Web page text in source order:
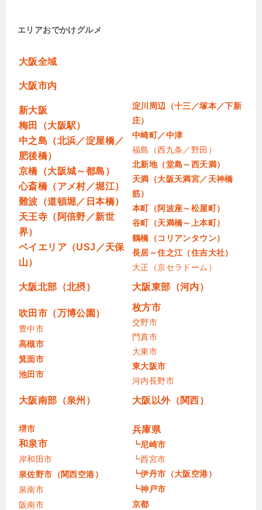
エリアおでかけグルメ
大阪全域
大阪市内
新大阪
梅田（大阪駅）
中之島（北浜／淀屋橋／
肥後橋）
京橋（大阪城～都島）
心斎橋（アメ村／堀江）
難波（道頓堀／日本橋）
天王寺（阿倍野／新世
界）
ベイエリア（USJ／天保
山）
淀川周辺（十三／塚本／下新
庄）
中崎町／中津
福島（西九条／野田）
北新地（堂島～西天満）
天満（大阪天満宮／天神橋
筋）
本町（阿波座～松屋町）
谷町（天満橋～上本町）
鶴橋（コリアンタウン）
長居～住之江（住吉大社）
大正（京セラドーム）
大阪北部（北摂） 大阪東部（河内）
吹田市（万博公園）
豊中市
高槻市
箕面市
池田市
枚方市
交野市
門真市
大東市
東大阪市
河内長野市
大阪南部（泉州） 大阪以外（関西）
堺市
和泉市
岸和田市
泉佐野市（関西空港）
泉南市
阪南市
兵庫県
┗尼崎市
┗西宮市
┗伊丹市（大阪空港）
┗神戸市
京都